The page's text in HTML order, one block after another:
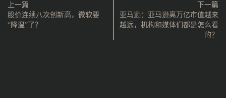
上一篇
股价连续八次创新高，微软要
“降温”了？
下一篇
亚马逊：亚马逊离万亿市值越来
越远，机构和媒体们都是怎么看
的？